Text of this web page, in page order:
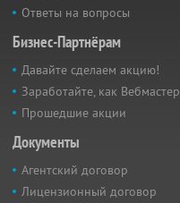
Ответы на вопросы
Бизнес-Партнёрам
Давайте сделаем акцию!
Заработайте, как Вебмастер
Прошедшие акции
Документы
Агентский договор
Лицензионный договор